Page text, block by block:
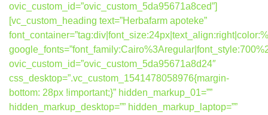
ovic_custom_id=”ovic_custom_5da95671a8ced”]
[vc_custom_heading text=”Herbafarm apoteke”
ovic_custom_id=”ovic_custom_5da95671a8d24″
css_desktop=”.vc_custom_1541478058976{margin-
bottom: 28px !important;}” hidden_markup_01=””
hidden_markup_desktop=”” hidden_markup_laptop=””